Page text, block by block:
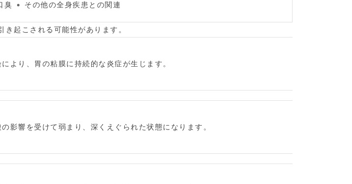
臭 その他の全身疾患との関連
起こされる可能性があります。
より、胃の粘膜に持続的な炎症が生じます。
影響を受けて弱まり、深くえぐられた状態になります。